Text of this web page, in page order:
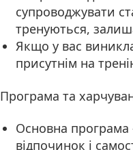
супроводжувати
тренуються,
Якщо у вас
присутнім на
Програма та
Основна програма
відпочинок і